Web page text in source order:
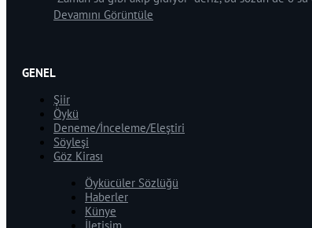
Devamını Görüntüle
GENEL
Şiir
Öykü
Deneme/İnceleme/Eleştiri
Söyleşi
Göz Kirası
Öykücüler Sözlüğü
Haberler
Künye